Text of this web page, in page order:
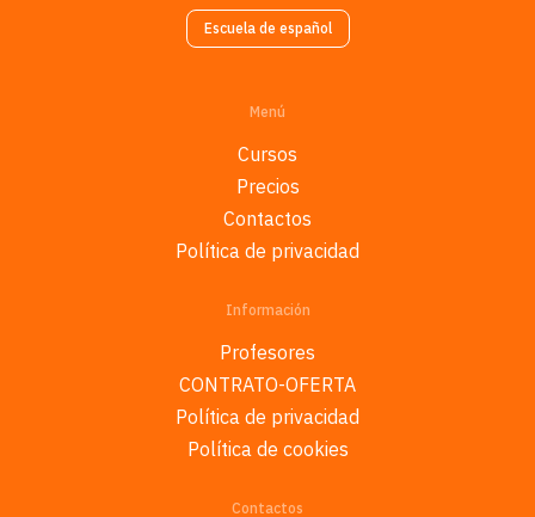
Escuela de español
Menú
Cursos
Precios
Contactos
Política de privacidad
Información
Profesores
CONTRATO-OFERTA
Política de privacidad
Política de cookies
Contactos